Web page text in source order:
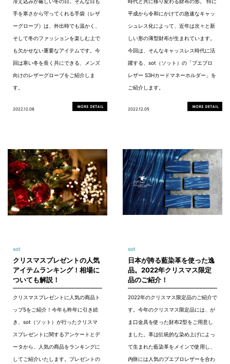
手を寒さから守ってくれる手袋（レザ
ーグローブ）は、外出時でも温かく、
そして冬のファッションを楽しむ上で
も欠かせない重要なアイテムです。今
回は寒い冬を長く共にできる、メンズ
向けのレザーグローブをご紹介しま
す。
2022.12.08
平成から令和にかけての急速なキャッ
シュレス化によって、近年は次々と新
しい形の薄型財布が生まれています。
今回は、そんなキャッスレス時代に活
躍する、sot（ソット）の「プエブロ
レザー S3Hカードマネーホルダー」を
ご紹介します。
2022.12.05
sot
クリスマスプレゼントの人気
アイテムランキング！相場に
ついても解説！
クリスマスプレゼントに人気の商品ト
ップ5をご紹介！今年も昨年に引き続
き、sot（ソット）が行ったクリスマ
スプレゼントに関するアンケートとデ
ータから、人気の商品をランキングに
してご紹介いたします。プレゼントの
sot
日本が誇る藍染革を使った逸
品。2022年クリスマス限定
品のご紹介！
2022年のクリスマス限定品のご紹介で
す。今年のクリスマス限定品には、が
ま口金具を使った財布2型をご用意し
ました。革は伝統的な染め上げによっ
て生まれた藍染革をメインで使用し、
内側には人気のプエブロレザーを合わ